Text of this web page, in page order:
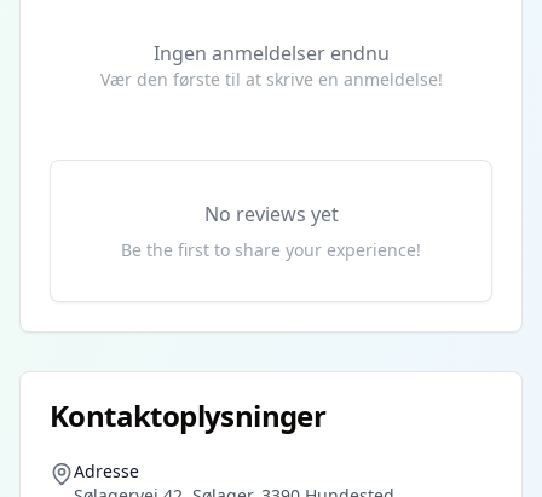
Ingen anmeldelser endnu
Vær den første til at skrive en anmeldelse!
No reviews yet
Be the first to share your experience!
Kontaktoplysninger
Adresse